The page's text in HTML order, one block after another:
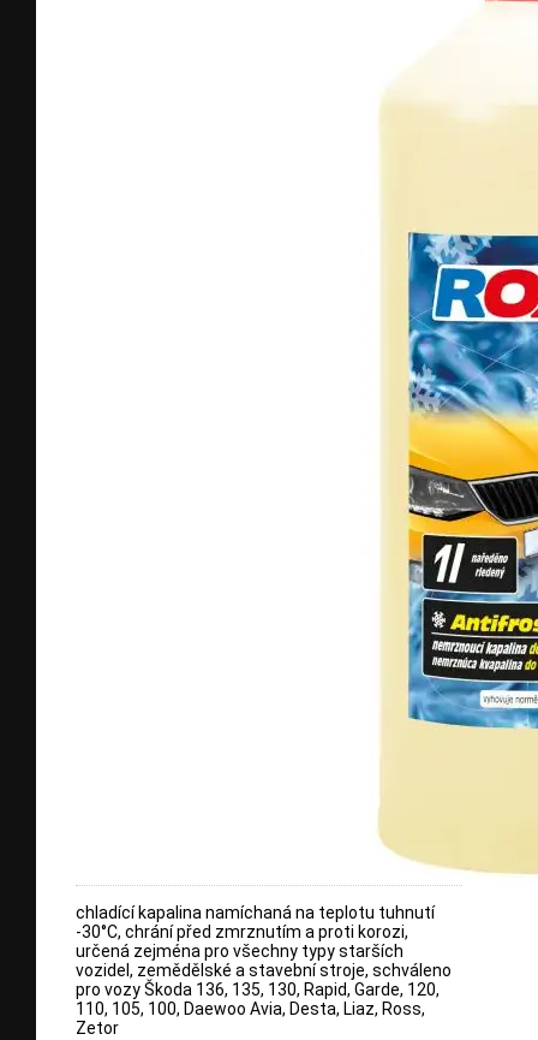
chladící kapalina namíchaná na teplotu tuhnutí
-30°C, chrání před zmrznutím a proti korozi,
určená zejména pro všechny typy starších
vozidel, zemědělské a stavební stroje, schváleno
pro vozy Škoda 136, 135, 130, Rapid, Garde, 120,
110, 105, 100, Daewoo Avia, Desta, Liaz, Ross,
Zetor